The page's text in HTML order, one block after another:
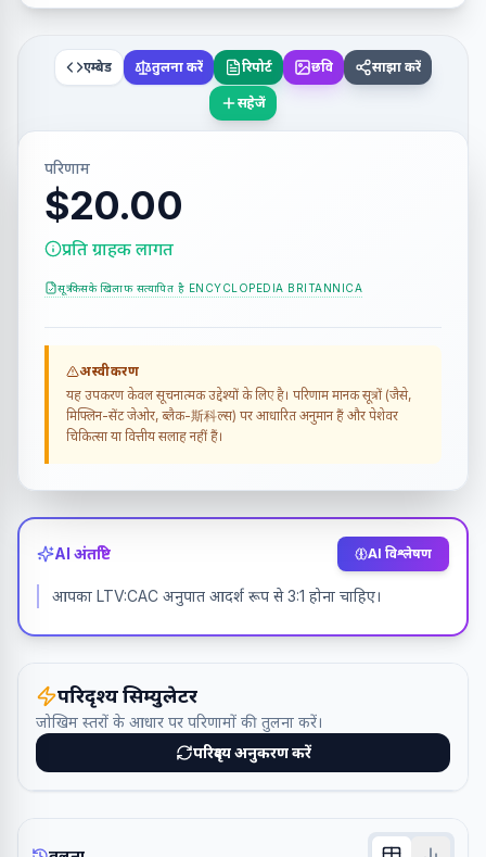
एम्बेड तुलना करें रिपोर्ट छवि साझा करें
सहेजें
परिणाम
$20.00
प्रति ग्राहक लागत
सूत्र किसके खिलाफ सत्यापित है ENCYCLOPEDIA BRITANNICA
अस्वीकरण
यह उपकरण केवल सूचनात्मक उद्देश्यों के लिए है। परिणाम मानक सूत्रों (जैसे,
मिफ्लिन-सेंट जेओर, ब्लैक-斯科ल्स) पर आधारित अनुमान हैं और पेशेवर
चिकित्सा या वित्तीय सलाह नहीं हैं।
AI अंतर्दृष्टि AI विश्लेषण
आपका LTV:CAC अनुपात आदर्श रूप से 3:1 होना चाहिए।
परिदृश्य सिम्युलेटर
जोखिम स्तरों के आधार पर परिणामों की तुलना करें।
परिदृश्य अनुकरण करें